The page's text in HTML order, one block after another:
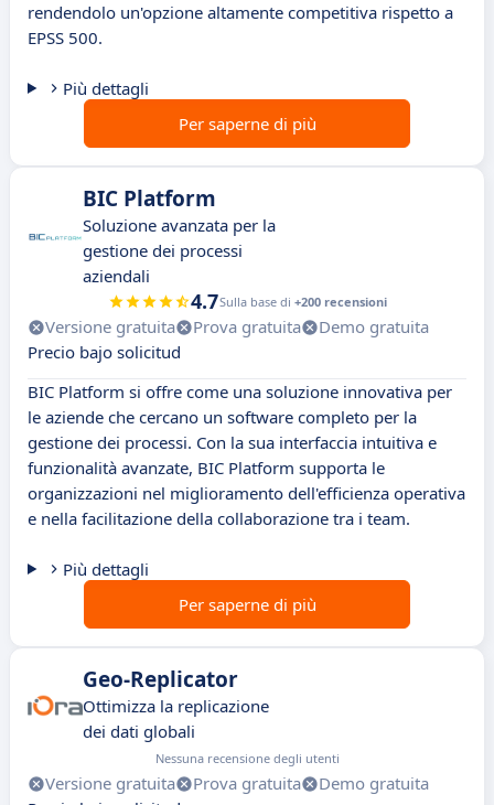
rendendolo un'opzione altamente competitiva rispetto a
EPSS 500.
Più dettagli
Per saperne di più
BIC Platform
Soluzione avanzata per la
gestione dei processi
aziendali
4.7Sulla base di +200 recensioni
Versione gratuita Prova gratuita
Demo gratuita
Precio bajo solicitud
BIC Platform si offre come una soluzione innovativa per
le aziende che cercano un software completo per la
gestione dei processi. Con la sua interfaccia intuitiva e
funzionalità avanzate, BIC Platform supporta le
organizzazioni nel miglioramento dell'efficienza operativa
e nella facilitazione della collaborazione tra i team.
Più dettagli
Per saperne di più
Geo-Replicator
Ottimizza la replicazione
dei dati globali
Nessuna recensione degli utenti
Versione gratuita Prova gratuita
Demo gratuita